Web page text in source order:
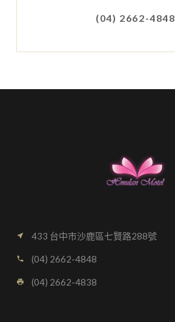
(04) 2662-4848
near_me 433 台中市沙鹿區七賢路288號
call (04) 2662-4848
local_printshop (04) 2662-4838